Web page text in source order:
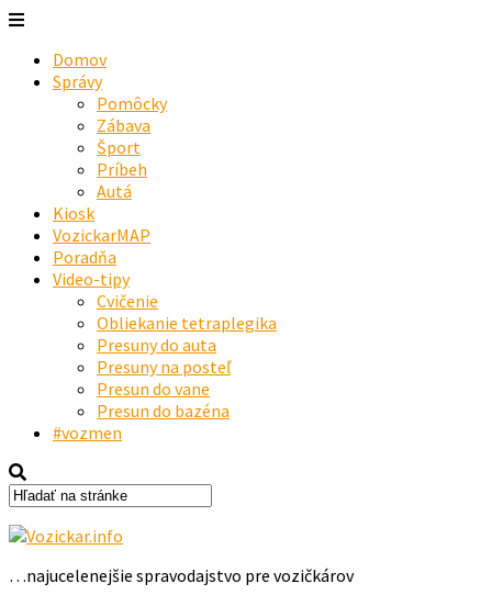
Domov
Správy
Pomôcky
Zábava
Šport
Príbeh
Autá
Kiosk
VozickarMAP
Poradňa
Video-tipy
Cvičenie
Obliekanie tetraplegika
Presuny do auta
Presuny na posteľ
Presun do vane
Presun do bazéna
#vozmen
…najucelenejšie spravodajstvo pre vozičkárov